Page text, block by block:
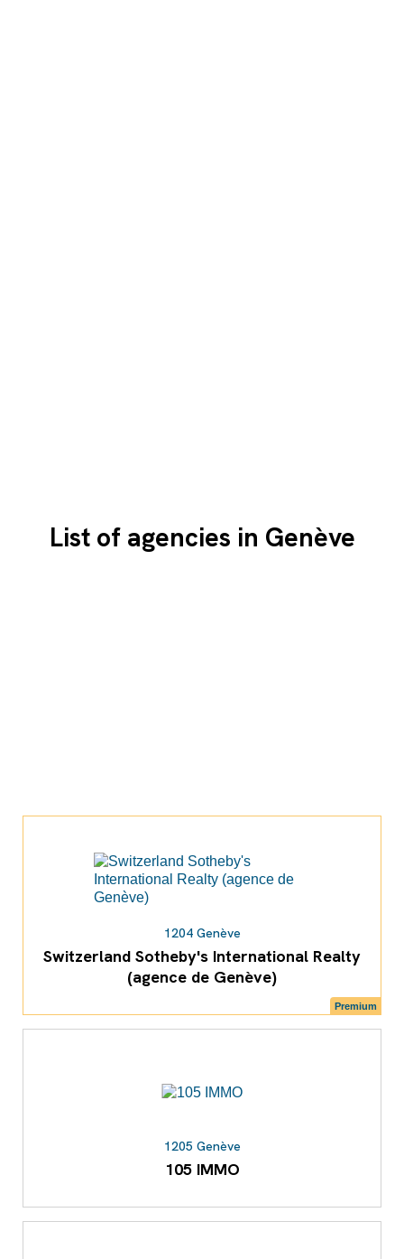
List of agencies in Genève
Premium
1204 Genève
Switzerland Sotheby's International Realty
(agence de Genève)
1205 Genève
105 IMMO